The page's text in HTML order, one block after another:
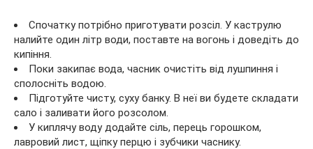
Спочатку потрібно приготувати розсіл. У каструлю
налийте один літр води, поставте на вогонь і доведіть до
кипіння.
Поки закипає вода, часник очистіть від лушпиння і
сполосніть водою.
Підготуйте чисту, суху банку. В неї ви будете складати
сало і заливати його розсолом.
У киплячу воду додайте сіль, перець горошком,
лавровий лист, щіпку перцю і зубчики часнику.